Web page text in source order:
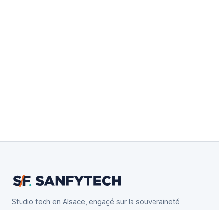
Studio tech en Alsace, engagé sur la souveraineté